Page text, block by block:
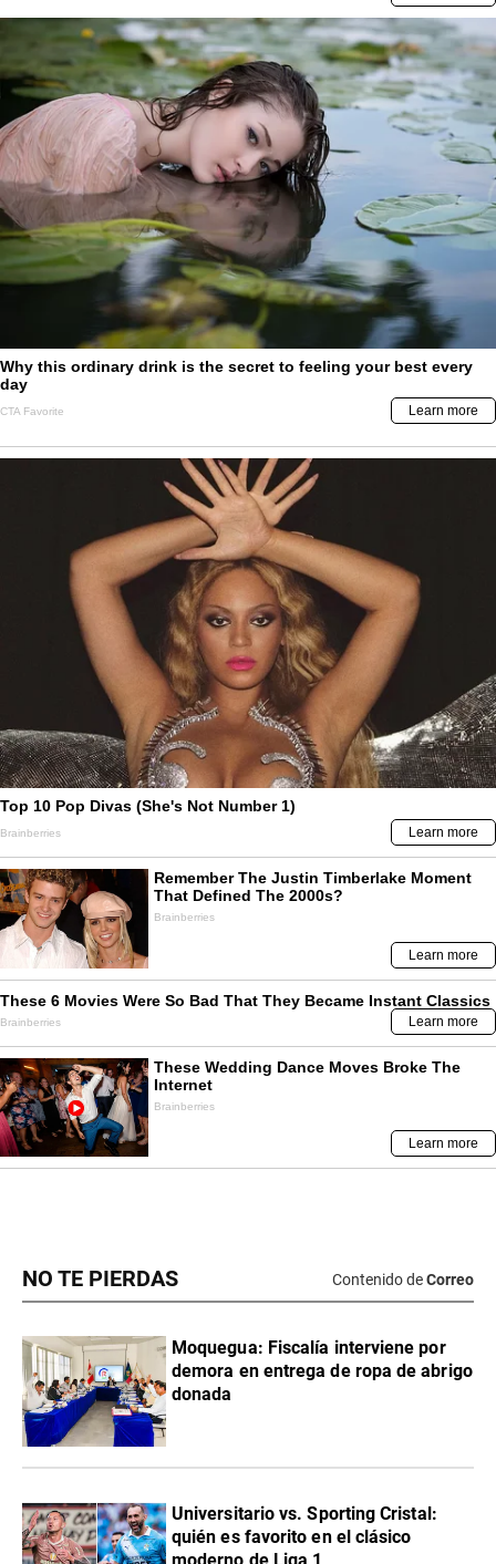
NO TE PIERDAS Contenido deCorreo
Moquegua: Fiscalía interviene por
demora en entrega de ropa de abrigo
donada
Universitario vs. Sporting Cristal:
quién es favorito en el clásico